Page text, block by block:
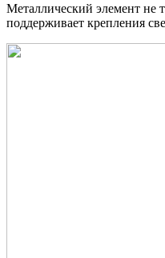
Металлический элемент не
поддерживает крепления